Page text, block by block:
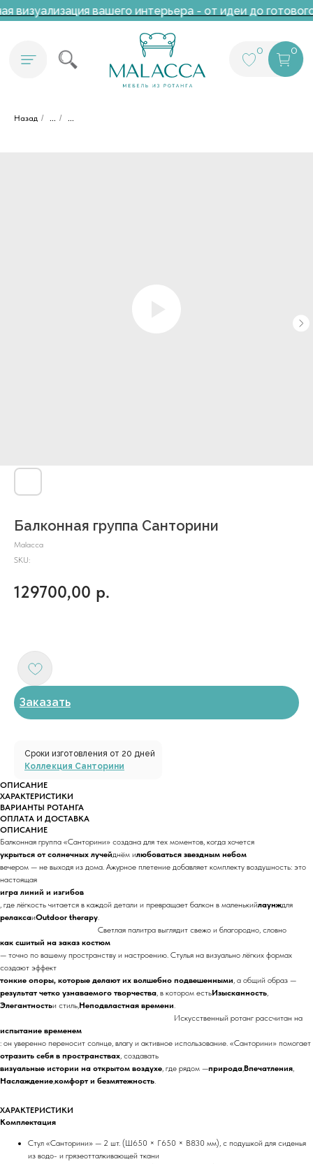
визуализация вашего интерьера - от идеи до
Назад / ... / ...
Балконная группа Санторини
Malacca
SKU:
129700,00 р.
Заказать
Сроки изготовления от 20 дней
Коллекция Санторини
ОПИСАНИЕ
ХАРАКТЕРИСТИКИ
ВАРИАНТЫ РОТАНГА
ОПЛАТА И ДОСТАВКА
ОПИСАНИЕ
Балконная группа «Санторини» создана для тех моментов, когда хочется
укрыться от солнечных лучейднём илюбоваться звездным небом
вечером — не выходя из дома. Ажурное плетение добавляет комплекту воздушность: это
настоящая
игра линий и изгибов
, где лёгкость читается в каждой детали и превращает балкон в маленькийлаунждля
релаксаиOutdoor therapy
Светлая палитра выглядит свежо и благородно, словно
как сшитый на заказ костюм
— точно по вашему пространству и настроению. Стулья на визуально лёгких формах
создают эффект
тонкие опоры, которые делают их волшебно подвешенными , а общий образ —
результат четко узнаваемого творчества , в котором естьИзысканность
Элегантностьи стиль, Неподвластная времени
Искусственный ротанг рассчитан на
испытание временем
: он уверенно переносит солнце, влагу и активное использование. «Санторини» помогает
отразить себя в пространствах , создавать
визуальные истории на открытом воздухе , где рядом —природаВпечатления
Наслаждениекомфорт и безмятежность
ХАРАКТЕРИСТИКИ
Комплектация
Стул «Санторини» — 2 шт. (Ш650 × Г650 × В830 мм), с подушкой для сиденья
из водо- и грязеотталкивающей ткани